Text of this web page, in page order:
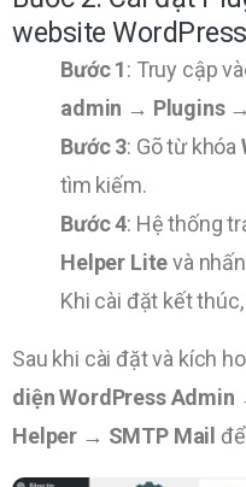
website WordPress
Bước 1: Truy cập
admin → Plugins →
Bước 3: Gõ từ khóa
tìm kiếm.
Bước 4: Hệ thống
Helper Litevà
Khi cài đặt kết
Sau khi cài đặt và kích
diện WordPress
Helper → SMTP Mail